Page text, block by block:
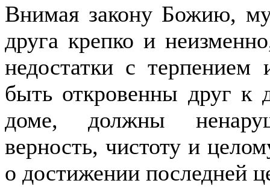
Внимая закону Божию,
друга крепко и
недостатки с терпением
быть откровенны друг к
доме, должны
верность, чистоту и
о достижении последней